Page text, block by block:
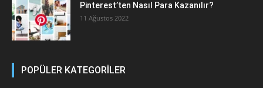
Pinterest’ten Nasıl Para Kazanılır?
11 Ağustos 2022
POPÜLER KATEGORİLER